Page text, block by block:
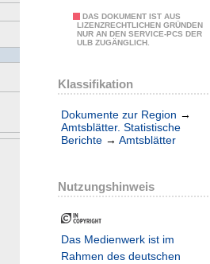
DAS DOKUMENT IST AUS
LIZENZRECHTLICHEN GRÜNDEN
NUR AN DEN SERVICE-PCS DER
ULB ZUGÄNGLICH.
Klassifikation
Dokumente zur Region →
Amtsblätter. Statistische
Berichte → Amtsblätter
Nutzungshinweis
Das Medienwerk ist im
Rahmen des deutschen